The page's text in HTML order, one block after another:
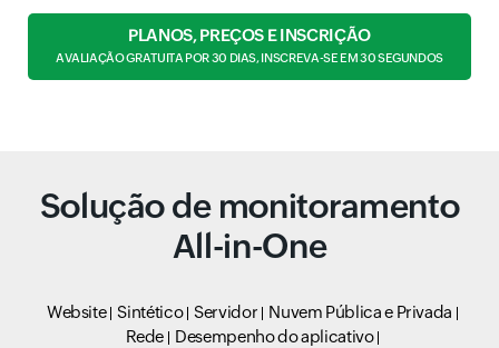
PLANOS, PREÇOS E INSCRIÇÃO
AVALIAÇÃO GRATUITA POR 30 DIAS, INSCREVA-SE EM 30 SEGUNDOS
Solução de monitoramento
All-in-One
Website Sintético Servidor
Nuvem Pública e Privada
Rede
Desempenho do aplicativo